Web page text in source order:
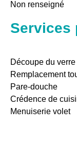
Non renseigné
Services
Découpe du verre
Remplacement
Pare-douche
Crédence de
Menuiserie volet